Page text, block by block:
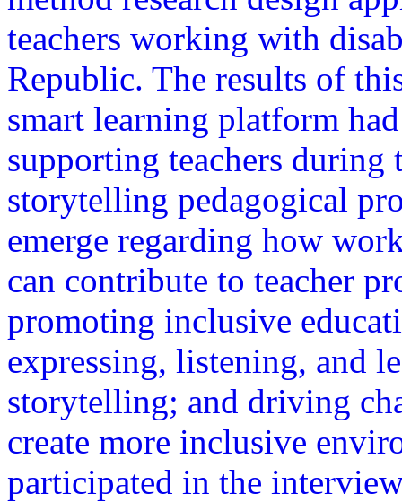
teachers working with
Republic. The results of
smart learning platform
supporting teachers
storytelling pedagogical
emerge regarding how
can contribute to teacher
promoting inclusive
expressing, listening, and
storytelling; and driving
create more inclusive
participated in the